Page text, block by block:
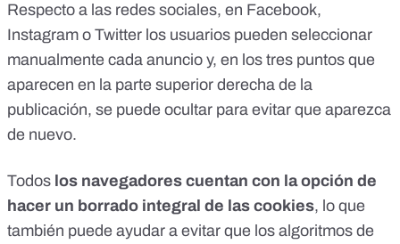
Respecto a las redes sociales, en Facebook,
Instagram o Twitter los usuarios pueden seleccionar
manualmente cada anuncio y, en los tres puntos que
aparecen en la parte superior derecha de la
publicación, se puede ocultar para evitar que aparezca
de nuevo.
Todos los navegadores cuentan con la opción de
hacer un borrado integral de las cookies, lo que
también puede ayudar a evitar que los algoritmos de